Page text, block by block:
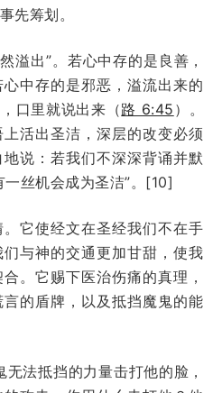
先筹划。
溢出”。若心中存的是良善，
中存的是邪恶，溢流出来的
口里就说出来（路 6:45 ）。
活出圣洁，深层的改变必须
说：若我们不深深背诵并默
丝机会成为圣洁”。[10]
它使经文在圣经我们不在手
与神的交通更加甘甜，使我
。它赐下医治伤痛的真理，
的盾牌，以及抵挡魔鬼的能
法抵挡的力量击打他的脸，